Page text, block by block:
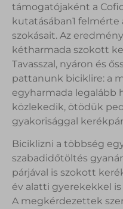
támogatójaként a
kutatásában1 felmérte
szokásait. Az
kétharmada szokott
Tavasszal, nyáron és
pattanunk biciklire: a
egyharmada legalább
közlekedik, ötödük
gyakorisággal
Biciklizni a többség
szabadidőtöltés
párjával is szokott
év alatti gyerekekkel
A megkérdezettek